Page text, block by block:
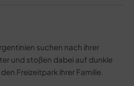
suchen nach ihrer
und stoßen dabei auf dunkle
Freizeitpark ihrer Familie.